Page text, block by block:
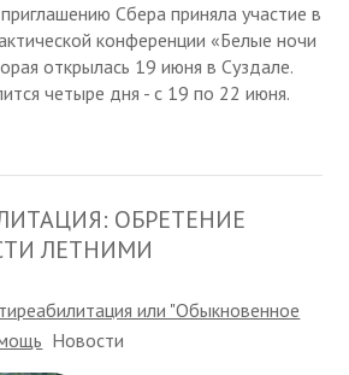
Сбера приняла участие в
конференции «Белые ночи
открылась 19 июня в Суздале.
четыре дня - с 19 по 22 июня.
ОБРЕТЕНИЕ
ЛЕТНИМИ
или "Обыкновенное
Новости